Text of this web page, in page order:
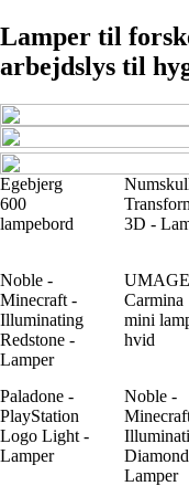
Lamper til
arbejdslys til
Egebjerg
600
lampebord
3D -
Noble -
Minecraft -
Illuminating
Redstone -
Lamper
UMAGE
Carmina
mini
hvid
Paladone -
PlayStation
Logo Light -
Lamper
Noble -
Lamper